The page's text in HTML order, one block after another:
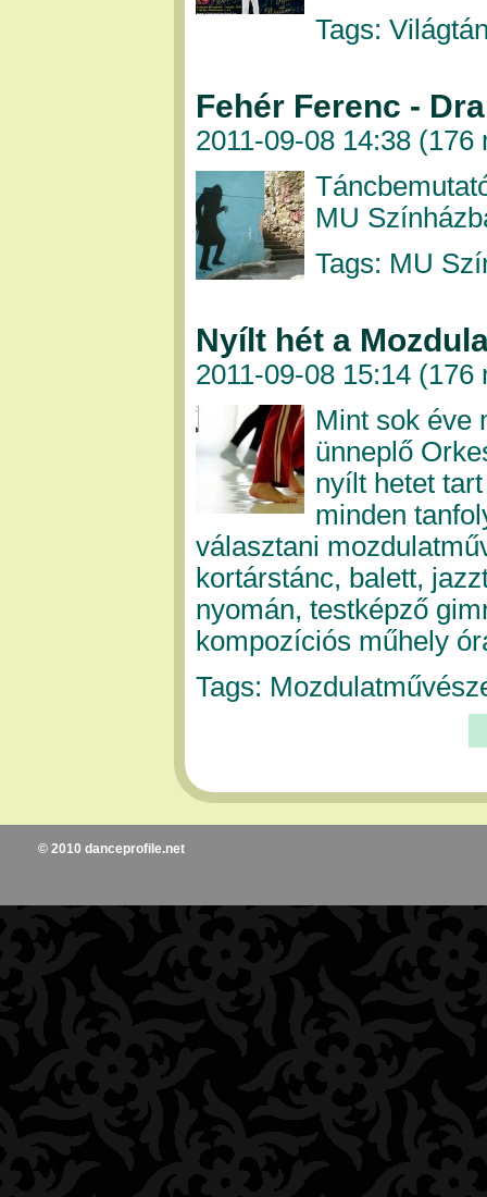
Tags:
Fehér Ferenc -
2011-09-08 14:38 (176
MU
Tags: MU
Nyílt hét a
2011-09-08 15:14 (176
Mint sok éve
ünneplő
nyílt hetet
minden
választani
kortárstánc, balett,
nyomán, testképző
kompozíciós műhely
Tags:
© 2010 danceprofile.net